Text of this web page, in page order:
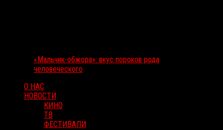
«Мальчик-обжора»: вкус пороков рода
человеческого
О НАС
НОВОСТИ
КИНО
ТВ
ФЕСТИВАЛИ